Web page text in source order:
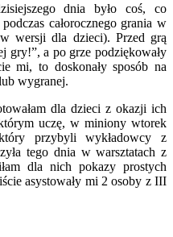
dnia było coś, co
całorocznego grania w
wersji dla dzieci). Przed grą
gry!”, a po grze podziękowały
mi, to doskonały sposób na
wygranej.
dla dzieci z okazji ich
uczę, w miniony wtorek
przybyli wykładowcy z
tego dnia w warsztatach z
dla nich pokazy prostych
asystowały mi 2 osoby z III